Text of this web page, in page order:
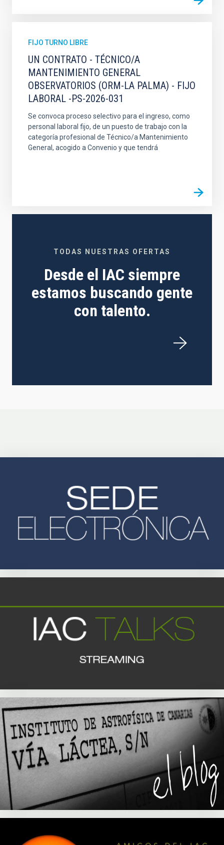
FIJO TURNO LIBRE
UN CONTRATO - TÉCNICO/A
MANTENIMIENTO GENERAL
OBSERVATORIOS (ORM-LA PALMA) - FIJO
LABORAL -PS-2026-031
Se convoca proceso selectivo para el ingreso, como
personal laboral fijo, de un puesto de trabajo con la
categoría profesional de Técnico/a Mantenimiento
General, acogido a Convenio y que tendrá
TODAS NUESTRAS OFERTAS
Desde el IAC siempre
estamos buscando gente
con talento.